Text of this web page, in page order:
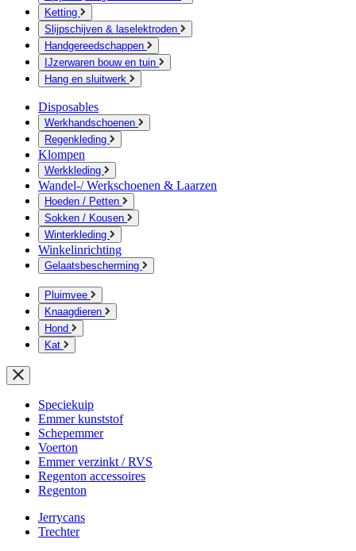
Ketting
Slijpschijven & laselektroden
Handgereedschappen
IJzerwaren bouw en tuin
Hang en sluitwerk
Disposables
Werkhandschoenen
Regenkleding
Klompen
Werkkleding
Wandel-/ Werkschoenen & Laarzen
Hoeden / Petten
Sokken / Kousen
Winterkleding
Winkelinrichting
Gelaatsbescherming
Pluimvee
Knaagdieren
Hond
Kat
Speciekuip
Emmer kunststof
Schepemmer
Voerton
Emmer verzinkt / RVS
Regenton accessoires
Regenton
Jerrycans
Trechter